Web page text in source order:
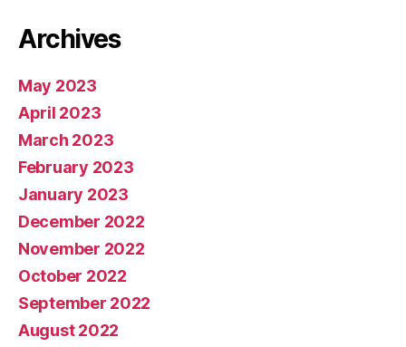
Archives
May 2023
April 2023
March 2023
February 2023
January 2023
December 2022
November 2022
October 2022
September 2022
August 2022